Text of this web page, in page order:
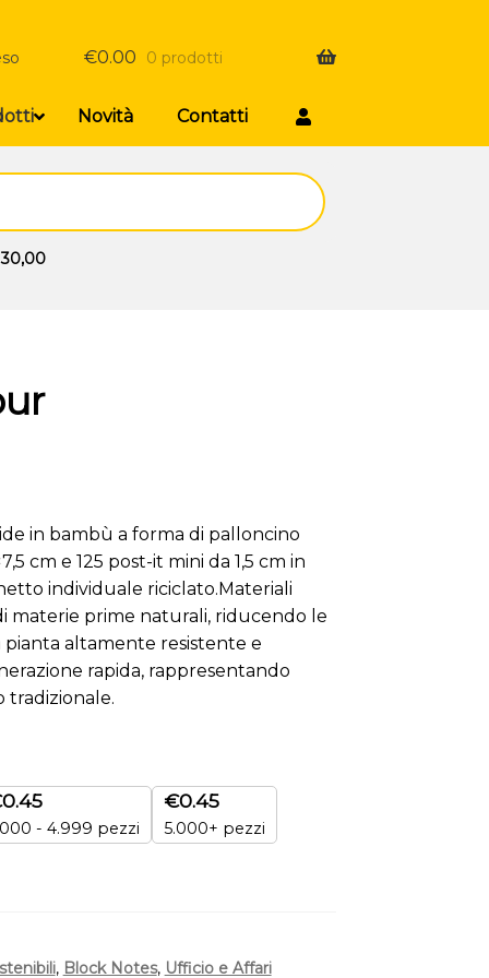
€0.00 0 prodotti
Novità Contatti
in bambù a forma di palloncino
cm e 125 post-it mini da 1,5 cm in
individuale riciclato.Materiali
materie prime naturali, riducendo le
pianta altamente resistente e
rapida, rappresentando
0.45
- 4.999 pezzi
€0.45
5.000+ pezzi
, Block Notes, Ufficio e Affari